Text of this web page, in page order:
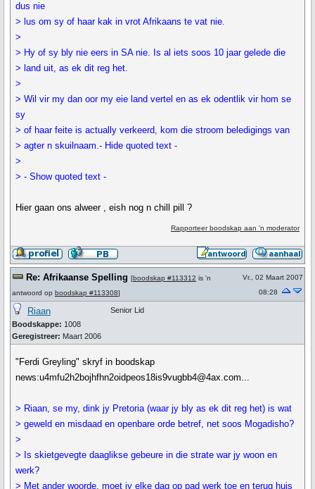
dus nie
> lus om sy of haar kak in vrot Afrikaans te vat nie.
>
> Hy of sy bly nie eers in SA nie. Is al iets soos 10 jaar gelede die
> land uit, as ek dit reg het.
>
> Wil vir my dan oor my eie land vertel en as ek odentlik vir hom se
sy
> of haar feite is actually verkeerd, kom die stroom beledigings van
> agter n skuilnaam.- Hide quoted text -
>
> - Show quoted text -
Hier gaan ons alweer , eish nog n chill pill ?
Rapporteer boodskap aan 'n moderator
Re: Afrikaanse Spelling [boodskap #113312 is 'n
antwoord op boodskap #113308]
Vr., 02 Maart 2007
08:28
Riaan
Boodskappe: 1008
Geregistreer: Maart 2006
Senior Lid
"Ferdi Greyling" skryf in boodskap
news:u4mfu2h2bojhfhn2oidpeos18is9vugbb4@4ax.com...
> Riaan, se my, dink jy Pretoria (waar jy bly as ek dit reg het) is wat
> geweld en misdaad en openbare orde betref, net soos Mogadisho?
>
> Is skietgevegte daaglikse gebeure in die strate war jy woon en
werk?
> Met ander woorde, moet jy elke dag op pad werk toe en terug huis